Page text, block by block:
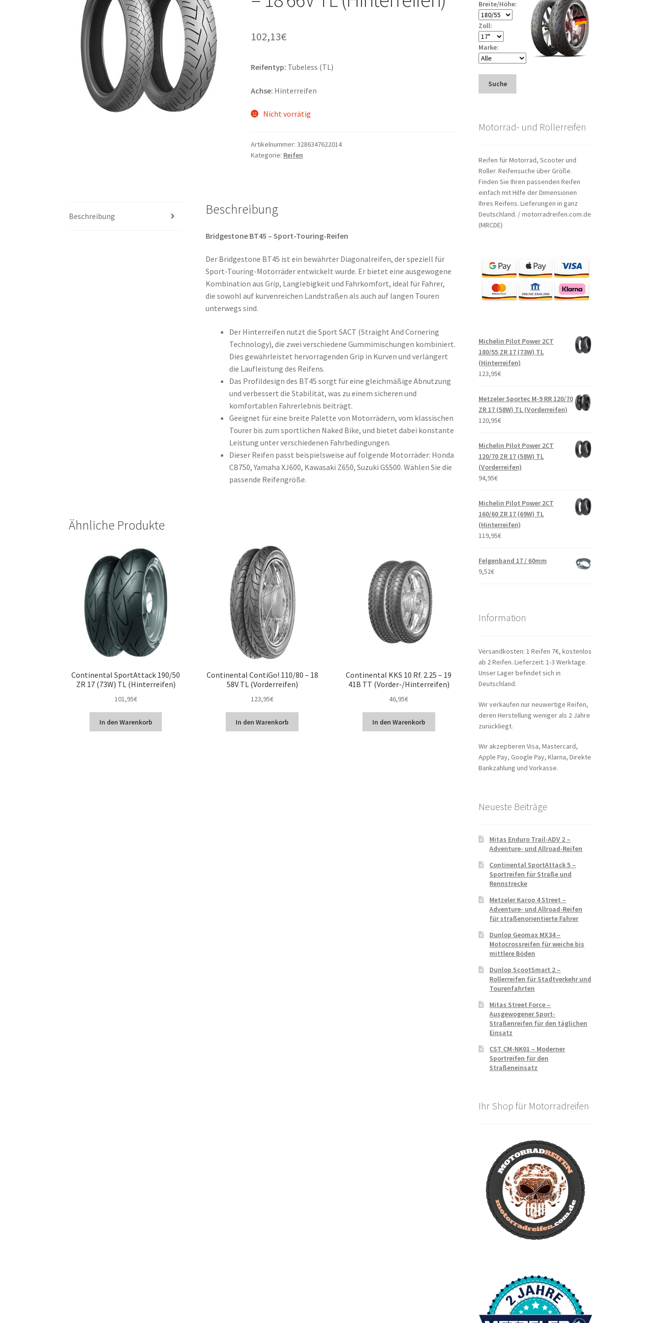
102,13€
Reifentyp: Tubeless (TL)
Achse: Hinterreifen
Nicht vorrätig
Artikelnummer:3286347622014
Kategorie: Reifen
Beschreibung Beschreibung
Bridgestone BT45 – Sport-Touring-Reifen
Der Bridgestone BT45 ist ein bewährter Diagonalreifen, der speziell für
Sport-Touring-Motorräder entwickelt wurde. Er bietet eine ausgewogene
Kombination aus Grip, Langlebigkeit und Fahrkomfort, ideal für Fahrer,
die sowohl auf kurvenreichen Landstraßen als auch auf langen Touren
unterwegs sind.
Der Hinterreifen nutzt die Sport SACT (Straight And Cornering
Technology), die zwei verschiedene Gummimischungen kombiniert.
Dies gewährleistet hervorragenden Grip in Kurven und verlängert
die Laufleistung des Reifens.
Das Profildesign des BT45 sorgt für eine gleichmäßige Abnutzung
und verbessert die Stabilität, was zu einem sicheren und
komfortablen Fahrerlebnis beiträgt.
Geeignet für eine breite Palette von Motorrädern, vom klassischen
Tourer bis zum sportlichen Naked Bike, und bietet dabei konstante
Leistung unter verschiedenen Fahrbedingungen.
Dieser Reifen passt beispielsweise auf folgende Motorräder: Honda
CB750, Yamaha XJ600, Kawasaki Z650, Suzuki GS500. Wählen Sie die
passende Reifengröße.
Ähnliche Produkte
Continental SportAttack 190/50
ZR 17 (73W) TL (Hinterreifen)
101,95€
In den Warenkorb
Continental ContiGo! 110/80 – 18
58V TL (Vorderreifen)
123,95€
In den Warenkorb
Continental KKS 10 Rf. 2.25 – 19
41B TT (Vorder-/Hinterreifen)
46,95€
In den Warenkorb
Breite/Höhe:
Zoll:
Marke:
Suche
Motorrad- und Rollerreifen
Reifen für Motorrad, Scooter und
Roller. Reifensuche über Größe.
Finden Sie Ihren passenden Reifen
einfach mit Hilfe der Dimensionen
Ihres Reifens. Lieferungen in ganz
Deutschland. / motorradreifen.com.de
(MRCDE)
Michelin Pilot Power 2CT
180/55 ZR 17 (73W) TL
(Hinterreifen)
123,95€
Metzeler Sportec M-9 RR 120/70
ZR 17 (58W) TL (Vorderreifen)
120,95€
Michelin Pilot Power 2CT
120/70 ZR 17 (58W) TL
(Vorderreifen)
94,95€
Michelin Pilot Power 2CT
160/60 ZR 17 (69W) TL
(Hinterreifen)
119,95€
Felgenband 17 / 60mm
9,52€
Information
Versandkosten: 1 Reifen 7€, kostenlos
ab 2 Reifen. Lieferzeit: 1-3 Werktage.
Unser Lager befindet sich in
Deutschland.
Wir verkaufen nur neuwertige Reifen,
deren Herstellung weniger als 2 Jahre
zurückliegt.
Wir akzeptieren Visa, Mastercard,
Apple Pay, Google Pay, Klarna, Direkte
Bankzahlung und Vorkasse.
Neueste Beiträge
Mitas Enduro Trail-ADV 2 –
Adventure- und Allroad-Reifen
Continental SportAttack 5 –
Sportreifen für Straße und
Rennstrecke
Metzeler Karoo 4 Street –
Adventure- und Allroad-Reifen
für straßenorientierte Fahrer
Dunlop Geomax MX34 –
Motocrossreifen für weiche bis
mittlere Böden
Dunlop ScootSmart 2 –
Rollerreifen für Stadtverkehr und
Tourenfahrten
Mitas Street Force –
Ausgewogener Sport-
Straßenreifen für den täglichen
Einsatz
CST CM-NK01 – Moderner
Sportreifen für den
Straßeneinsatz
Ihr Shop für Motorradreifen